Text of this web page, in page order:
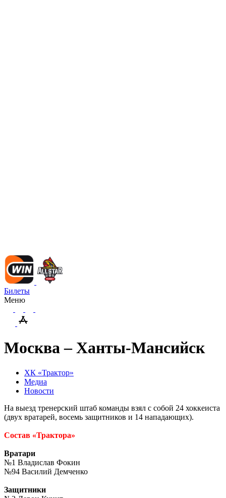
Билеты
Меню
Москва – Ханты-Мансийск
ХК «Трактор»
Медиа
Новости
На выезд тренерский штаб команды взял с собой 24 хоккеиста
(двух вратарей, восемь защитников и 14 нападающих).
Состав «Трактора»
Вратари
№1 Владислав Фокин
№94 Василий Демченко
Защитники